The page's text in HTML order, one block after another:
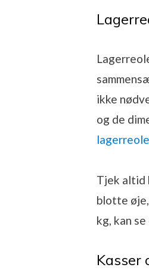
ikke
og de
Tjek altid
blotte
kg, kan
Kasser